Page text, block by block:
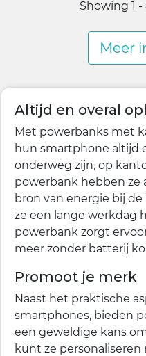
Showing 1
Meer
Altijd en overal
Met powerbanks met
hun smartphone altijd
onderweg zijn, op
powerbank hebben ze
bron van energie bij
ze een lange werkdag
powerbank zorgt
meer zonder batterij
Promoot je merk
Naast het praktische
smartphones, bieden
een geweldige kans
kunt ze